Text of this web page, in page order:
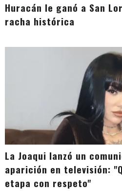
Huracán le ganó a San
racha histórica
La Joaqui lanzó un
aparición en televisión:
etapa con respeto"